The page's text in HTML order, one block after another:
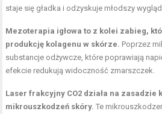
staje się gładka i odzyskuje młodszy wygląd.
Mezoterapia igłowa to z kolei zabieg,
produkcję kolagenu w skórze. Poprzez
substancje odżywcze, które poprawiają
efekcie redukują widoczność zmarszczek.
Laser frakcyjny CO2 działa na zasadzie
mikrouszkodzeń skóry. Te